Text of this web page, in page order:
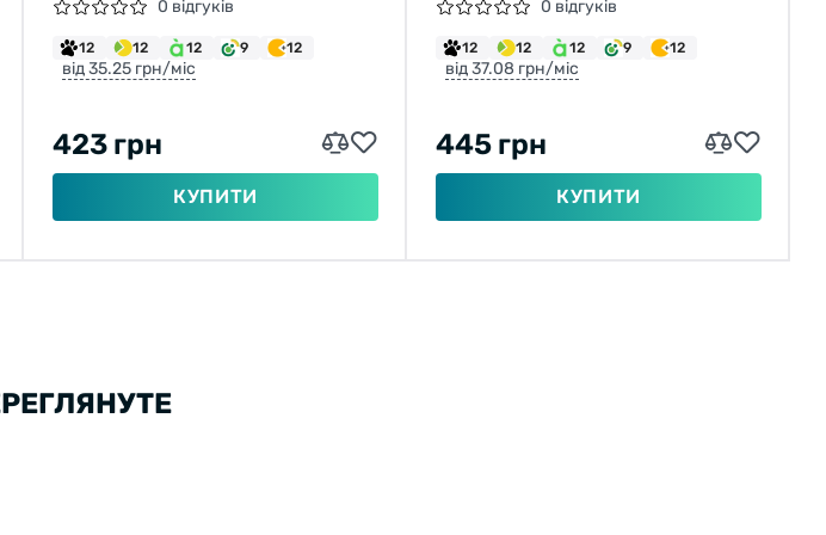
0 відгуків
12 12 12 9 12
від 35.25 грн/міс
423 грн
КУПИТИ
0 відгуків
12 12 12 9 12
від 37.08 грн/міс
445 грн
КУПИТИ